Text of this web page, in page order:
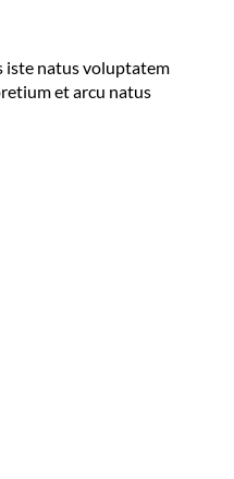
iste natus voluptatem
et arcu natus